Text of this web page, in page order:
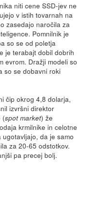
niti cene SSD-jev ne
v istih tovarnah na
zasedajo naročila za
Pomnilnik je
so se od poletja
je terabajt dobil dobrih
evrom. Dražji modeli so
so se dobavni roki
čip okrog 4,8 dolarja,
izvršni direktor
(spot market) že
krmilnike in celotne
da je samo
za 20-65 odstotkov.
pa precej bolj.